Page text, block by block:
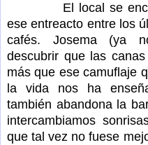
El local se
ese entreacto entre los
cafés. Josema (ya
descubrir que las
más que ese camuflaje
la vida nos ha
también abandona la
intercambiamos
que tal vez no fuese